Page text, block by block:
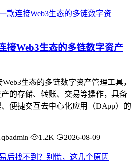
接Web3生态的多链数字资产
生态的多链数字资产管理工具，
的存储、转账、交易等操作，具备
便捷交互去中心化应用（DApp）的
qbadmin 1.2K 2026-08-09